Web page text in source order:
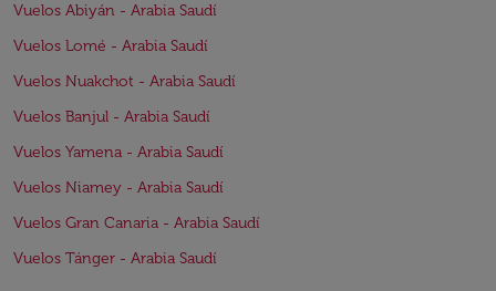
Vuelos Abiyán - Arabia Saudí
Vuelos Lomé - Arabia Saudí
Vuelos Nuakchot - Arabia Saudí
Vuelos Banjul - Arabia Saudí
Vuelos Yamena - Arabia Saudí
Vuelos Niamey - Arabia Saudí
Vuelos Gran Canaria - Arabia Saudí
Vuelos Tánger - Arabia Saudí